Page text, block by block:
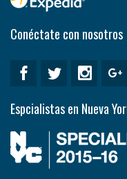
Conéctate con nosotros
Espcialistas en Nueva